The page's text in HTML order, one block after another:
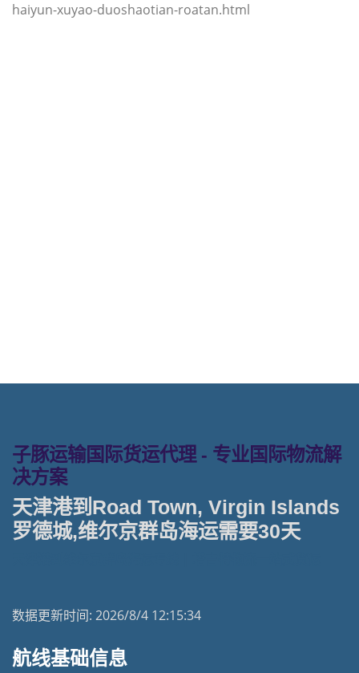
haiyun-xuyao-duoshaotian-roatan.html
子豚运输国际货运代理 - 专业国际物流解
决方案
天津港到Road Town, Virgin Islands
罗德城,维尔京群岛海运需要30天
数据更新时间: 2026/8/4 12:15:34
航线基础信息